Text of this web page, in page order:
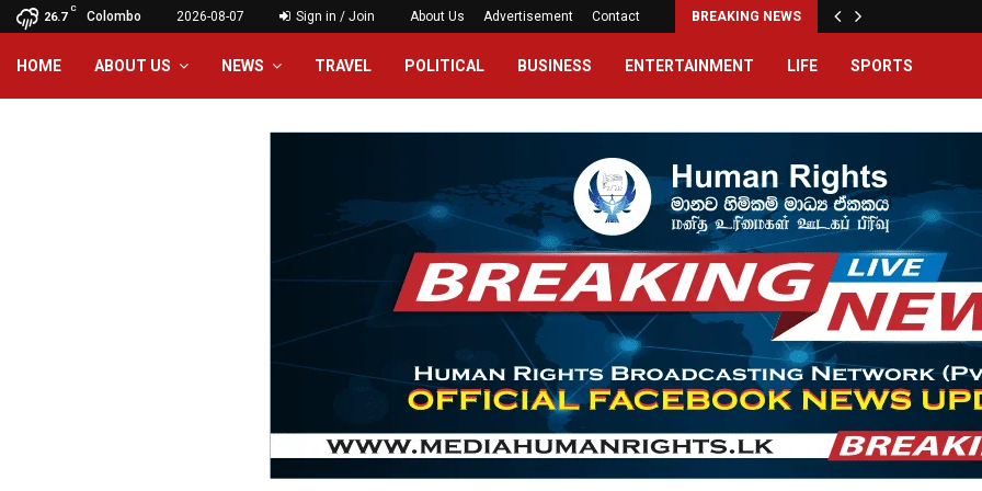
26.7
C
Colombo 2026-08-07 Sign in / Join About Us Advertisement Contact BREAKING NEWS
HOME ABOUT US NEWS TRAVEL POLITICAL BUSINESS ENTERTAINMENT LIFE SPORTS